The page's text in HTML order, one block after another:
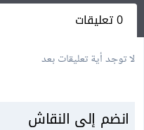
0 تعليقات
لا توجد أية تعليقات بعد
انضم إلى النقاش